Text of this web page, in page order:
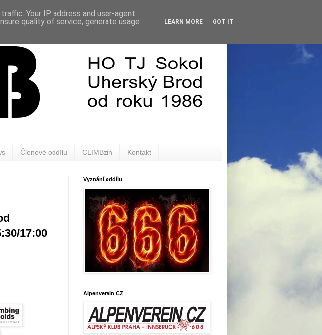
Členové oddílu CLIMBzin Kontakt
17:00
Vyznání oddílu
Alpenverein CZ
Your IP address and user-agent
quality of service, generate usage
LEARN MORE GOT IT